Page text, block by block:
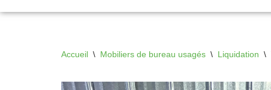
Accueil \ Mobiliers de bureau usagés \ Liquidation \